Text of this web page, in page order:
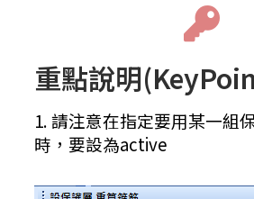
重點說明
1. 請注意在指定要用某一組
時，要設為active